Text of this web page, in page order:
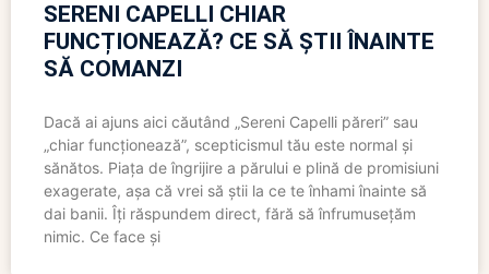
SERENI CAPELLI CHIAR
FUNCȚIONEAZĂ? CE SĂ ȘTII ÎNAINTE
SĂ COMANZI
Dacă ai ajuns aici căutând „Sereni Capelli păreri” sau
„chiar funcționează”, scepticismul tău este normal și
sănătos. Piața de îngrijire a părului e plină de promisiuni
exagerate, așa că vrei să știi la ce te înhami înainte să
dai banii. Îți răspundem direct, fără să înfrumusețăm
nimic. Ce face și